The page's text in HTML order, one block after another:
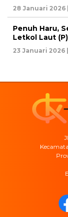
28 Januari 2026
Penuh Haru,
Letkol Laut
23 Januari 2026